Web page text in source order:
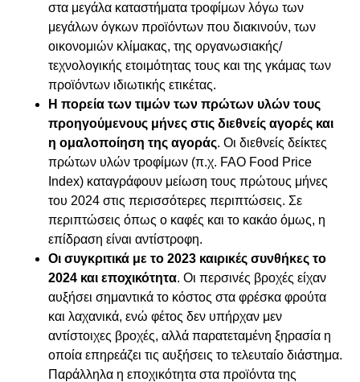
στα μεγάλα καταστήματα τροφίμων λόγω των
μεγάλων όγκων προϊόντων που διακινούν, των
οικονομιών κλίμακας, της οργανωσιακής/
τεχνολογικής ετοιμότητας τους και της γκάμας των
προϊόντων ιδιωτικής ετικέτας.
Η πορεία των τιμών των πρώτων υλών τους
προηγούμενους μήνες στις διεθνείς αγορές και
η ομαλοποίηση της αγοράς. Οι διεθνείς δείκτες
πρώτων υλών τροφίμων (π.χ. FAO Food Price
Index) καταγράφουν μείωση τους πρώτους μήνες
του 2024 στις περισσότερες περιπτώσεις. Σε
περιπτώσεις όπως ο καφές και το κακάο όμως, η
επίδραση είναι αντίστροφη.
Οι συγκριτικά με το 2023 καιρικές συνθήκες το
2024 και εποχικότητα. Οι περσινές βροχές είχαν
αυξήσει σημαντικά το κόστος στα φρέσκα φρούτα
και λαχανικά, ενώ φέτος δεν υπήρχαν μεν
αντίστοιχες βροχές, αλλά παρατεταμένη ξηρασία η
οποία επηρεάζει τις αυξήσεις το τελευταίο διάστημα.
Παράλληλα η εποχικότητα στα προϊόντα της